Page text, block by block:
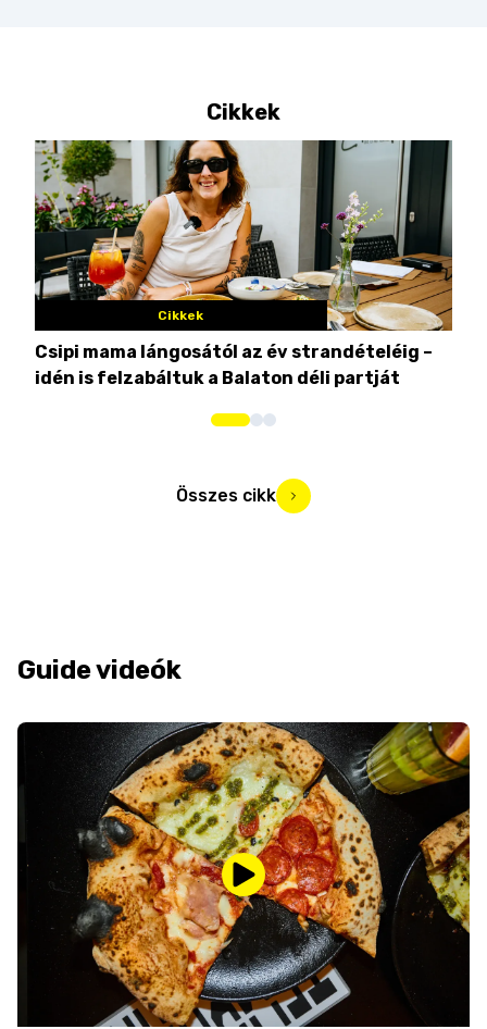
Cikkek
Cikkek
Csipi mama lángosától az év strandételéig –
idén is felzabáltuk a Balaton déli partját
Összes cikk
Guide videók